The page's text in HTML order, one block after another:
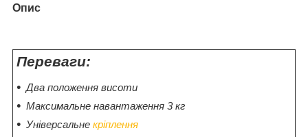
Опис
Переваги:
Два положення висоти
Максимальне навантаження 3 кг
Універсальне кріплення